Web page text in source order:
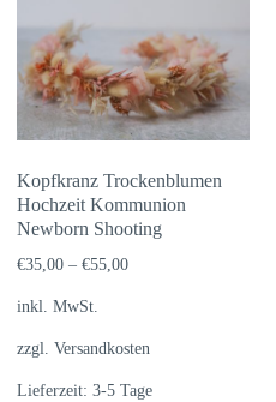
auf.
Die
Optionen
können
Kopfkranz Trockenblumen
Hochzeit Kommunion
Newborn Shooting
€35,00 –€55,00
inkl. MwSt.
zzgl.Versandkosten
Lieferzeit:3-5 Tage